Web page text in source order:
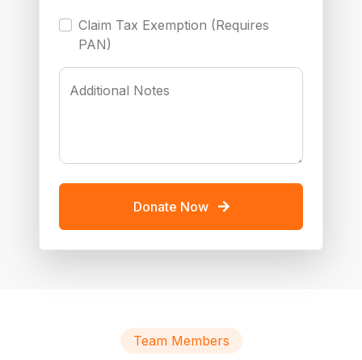
Claim Tax Exemption (Requires
PAN)
Additional Notes
Donate Now
Team Members